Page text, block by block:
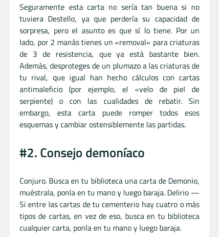
Seguramente esta carta no sería tan buena si no
tuviera Destello, ya que perdería su capacidad de
sorpresa, pero el asunto es que sí lo tiene. Por un
lado, por 2 manás tienes un «removal» para criaturas
de 3 de resistencia, que ya está bastante bien.
Además, desproteges de un plumazo a las criaturas de
tu rival, que igual han hecho cálculos con cartas
antimaleficio (por ejemplo, el «velo de piel de
serpiente) o con las cualidades de rebatir. Sin
embargo, esta carta puede romper todos esos
esquemas y cambiar ostensiblemente las partidas.
#2. Consejo demoníaco
Conjuro. Busca en tu biblioteca una carta de Demonio,
muéstrala, ponla en tu mano y luego baraja. Delirio —
Si entre las cartas de tu cementerio hay cuatro o más
tipos de cartas, en vez de eso, busca en tu biblioteca
cualquier carta, ponla en tu mano y luego baraja.